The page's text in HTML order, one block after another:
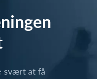
svært at få